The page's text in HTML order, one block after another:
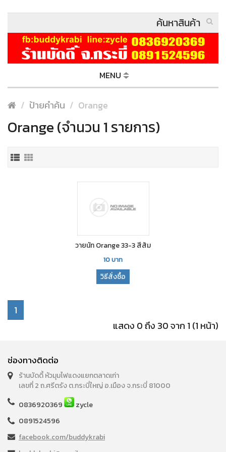
MENU
ป้ายคำค้น Orange
Orange (จำนวน 1 รายการ)
วายนัท Orange 33-3 สีส้ม
10บาท
วิธีสั่งซื้อ
1
แสดง 0 ถึง 30 จาก 1 (1 หน้า)
ช่องทางติดต่อ
ร้านบัดดี้ หัวมุมไฟแดงแยกตลาดเก่า
เลขที่ 2 ถ.ศรีตรัง ต.กระบี่ใหญ่ อ.เมือง จ.กระบี่ 81000
0836920369
zycle
0891524596
facebook.com/buddykrabi